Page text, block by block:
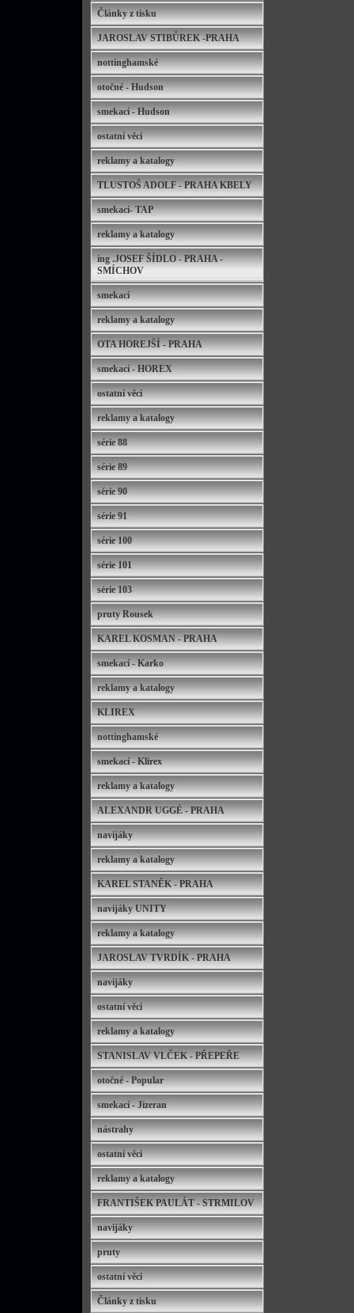
Články z tisku
JAROSLAV STIBŮREK -PRAHA
nottinghamské
otočné - Hudson
smekací - Hudson
ostatní věci
reklamy a katalogy
TLUSTOŠ ADOLF - PRAHA KBELY
smekací- TAP
reklamy a katalogy
ing .JOSEF ŠÍDLO - PRAHA -
SMÍCHOV
smekací
reklamy a katalogy
OTA HOREJŠÍ - PRAHA
smekací - HOREX
ostatní věci
reklamy a katalogy
série 88
série 89
série 90
série 91
série 100
série 101
série 103
pruty Rousek
KAREL KOSMAN - PRAHA
smekací - Karko
reklamy a katalogy
KLIREX
nottinghamské
smekací - Klirex
reklamy a katalogy
ALEXANDR UGGÉ - PRAHA
navijáky
reklamy a katalogy
KAREL STANĚK - PRAHA
navijáky UNITY
reklamy a katalogy
JAROSLAV TVRDÍK - PRAHA
navijáky
ostatní věci
reklamy a katalogy
STANISLAV VLČEK - PŘEPEŘE
otočné - Popular
smekací - Jizeran
nástrahy
ostatní věci
reklamy a katalogy
FRANTIŠEK PAULÁT - STRMILOV
navijáky
pruty
ostatní věci
Články z tisku